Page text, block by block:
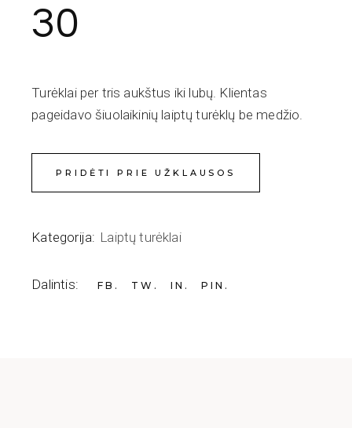
30
PRIDĖTI PRIE UŽKLAUSOS
Kategorija: Laiptų turėklai
Dalintis: FB TW IN PIN
Turėklai per tris aukštus iki lubų. Klientas
pageidavo šiuolaikinių laiptų turėklų be medžio.